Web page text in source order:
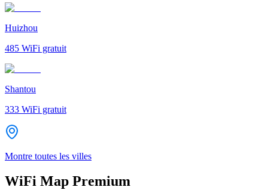
Huizhou
485 WiFi gratuit
Shantou
333 WiFi gratuit
Montre toutes les villes
WiFi Map Premium